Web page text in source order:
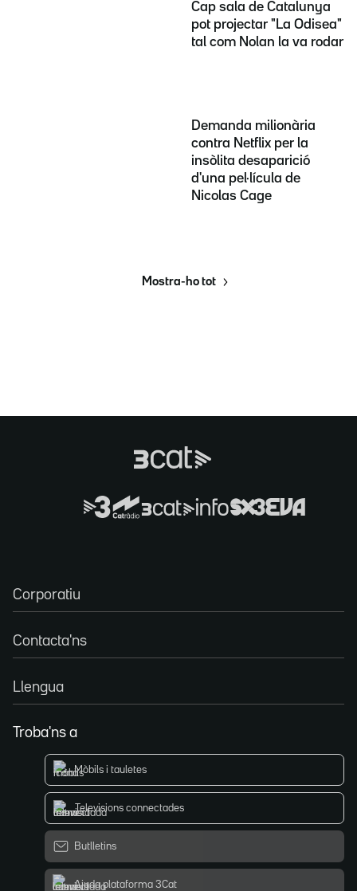
Cap sala de Catalunya
pot projectar "La Odisea"
tal com Nolan la va rodar
Demanda milionària
contra Netflix per la
insòlita desaparició
d'una pel·lícula de
Nicolas Cage
Mostra-ho tot
Corporatiu
Contacta'ns
Llengua
Troba'ns a
Mòbils i tauletes
Televisions connectades
Butlletins
Ajuda plataforma 3Cat